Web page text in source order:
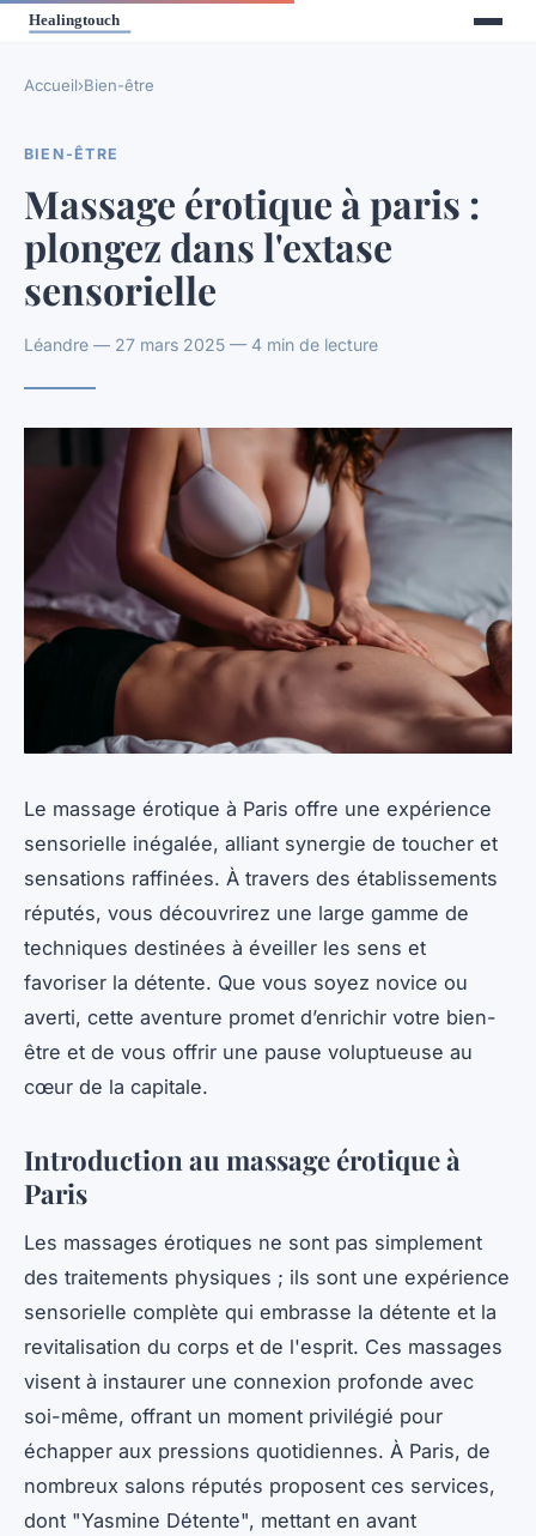
Accueil›Bien-être
BIEN-ÊTRE
Massage érotique à paris :
plongez dans l'extase
sensorielle
Léandre — 27 mars 2025 — 4 min de lecture
Le massage érotique à Paris offre une expérience
sensorielle inégalée, alliant synergie de toucher et
sensations raffinées. À travers des établissements
réputés, vous découvrirez une large gamme de
techniques destinées à éveiller les sens et
favoriser la détente. Que vous soyez novice ou
averti, cette aventure promet d’enrichir votre bien-
être et de vous offrir une pause voluptueuse au
cœur de la capitale.
Introduction au massage érotique à
Paris
Les massages érotiques ne sont pas simplement
des traitements physiques ; ils sont une expérience
sensorielle complète qui embrasse la détente et la
revitalisation du corps et de l'esprit. Ces massages
visent à instaurer une connexion profonde avec
soi-même, offrant un moment privilégié pour
échapper aux pressions quotidiennes. À Paris, de
nombreux salons réputés proposent ces services,
dont "Yasmine Détente", mettant en avant